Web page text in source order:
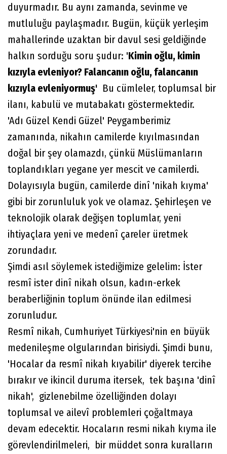
duyurmadır. Bu aynı zamanda, sevinme ve
mutluluğu paylaşmadır. Bugün, küçük yerleşim
mahallerinde uzaktan bir davul sesi geldiğinde
halkın sorduğu soru şudur: 'Kimin oğlu, kimin
kızıyla evleniyor? Falancanın oğlu, falancanın
kızıyla evleniyormuş' Bu cümleler, toplumsal bir
ilanı, kabulü ve mutabakatı göstermektedir.
'Adı Güzel Kendi Güzel' Peygamberimiz
zamanında, nikahın camilerde kıyılmasından
doğal bir şey olamazdı, çünkü Müslümanların
toplandıkları yegane yer mescit ve camilerdi.
Dolayısıyla bugün, camilerde dinî 'nikah kıyma'
gibi bir zorunluluk yok ve olamaz. Şehirleşen ve
teknolojik olarak değişen toplumlar, yeni
ihtiyaçlara yeni ve medenî çareler üretmek
zorundadır.
Şimdi asıl söylemek istediğimize gelelim: İster
resmî ister dinî nikah olsun, kadın-erkek
beraberliğinin toplum önünde ilan edilmesi
zorunludur.
Resmî nikah, Cumhuriyet Türkiyesi'nin en büyük
medenileşme olgularından birisiydi. Şimdi bunu,
'Hocalar da resmî nikah kıyabilir' diyerek tercihe
bırakır ve ikincil duruma itersek, tek başına 'dinî
nikah', gizlenebilme özelliğinden dolayı
toplumsal ve ailevî problemleri çoğaltmaya
devam edecektir. Hocaların resmi nikah kıyma ile
görevlendirilmeleri, bir müddet sonra kuralların